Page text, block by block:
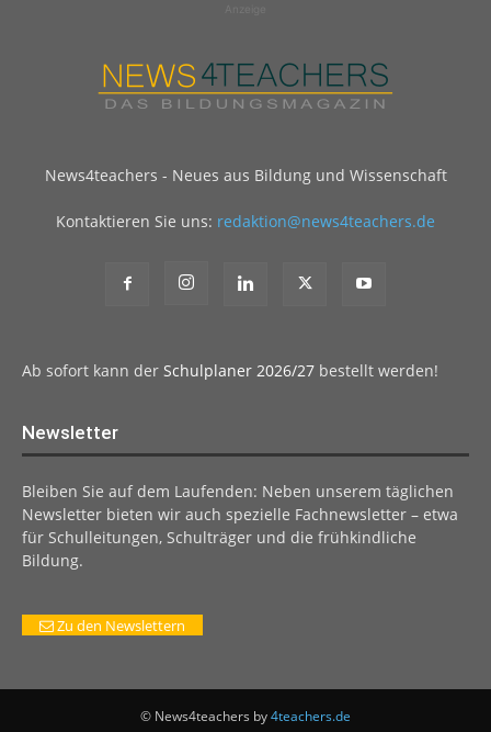
News4teachers - Neues aus Bildung und Wissenschaft
Kontaktieren Sie uns: redaktion@news4teachers.de
Ab sofort kann der Schulplaner 2026/27 bestellt werden!
Newsletter
Bleiben Sie auf dem Laufenden: Neben unserem täglichen
Newsletter bieten wir auch spezielle Fachnewsletter – etwa
für Schulleitungen, Schulträger und die frühkindliche
Bildung.
Zu den Newslettern
© News4teachers by4teachers.de